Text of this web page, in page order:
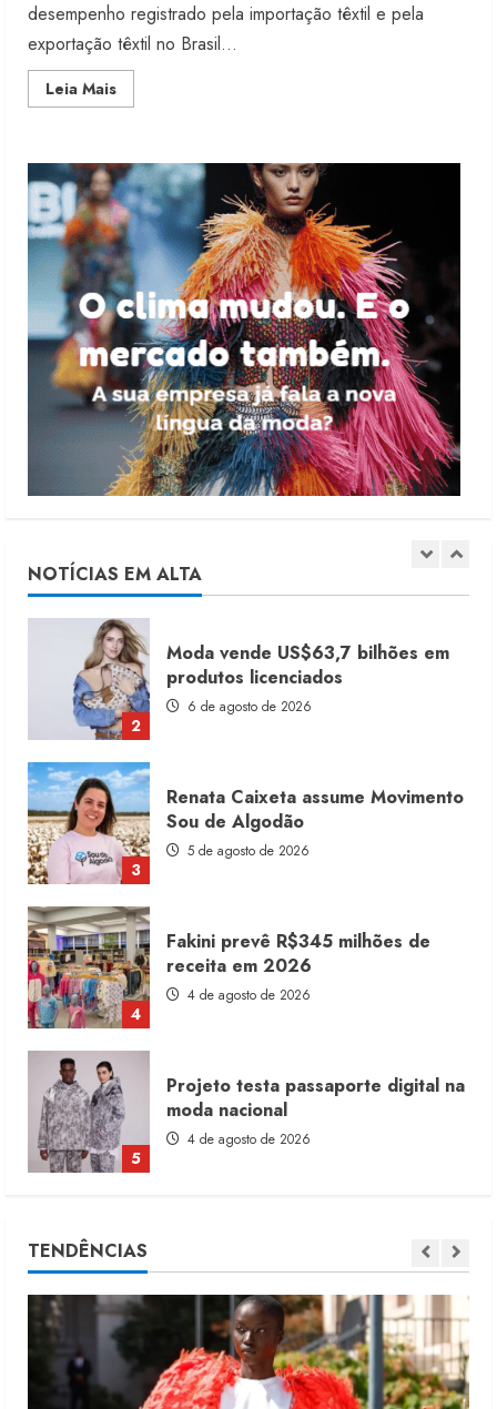
desempenho registrado pela importação têxtil e pela
exportação têxtil no Brasil...
Leia MaisRead
more
de
2011
a
2020
NOTÍCIAS EM ALTA
4
Fakini prevê R$345 milhões de
receita em 2026
4 de agosto de 2026
5
Projeto testa passaporte digital na
moda nacional
4 de agosto de 2026
1
7 de agosto de 2026
2
Moda vende US$63,7 bilhões em
produtos licenciados
6 de agosto de 2026
3
Renata Caixeta assume Movimento
Sou de Algodão
5 de agosto de 2026
4
Fakini prevê R$345 milhões de
receita em 2026
4 de agosto de 2026
5
Projeto testa passaporte digital na
moda nacional
4 de agosto de 2026
1
Moda vende US$63,7 bilhões em
produtos licenciados
TENDÊNCIAS